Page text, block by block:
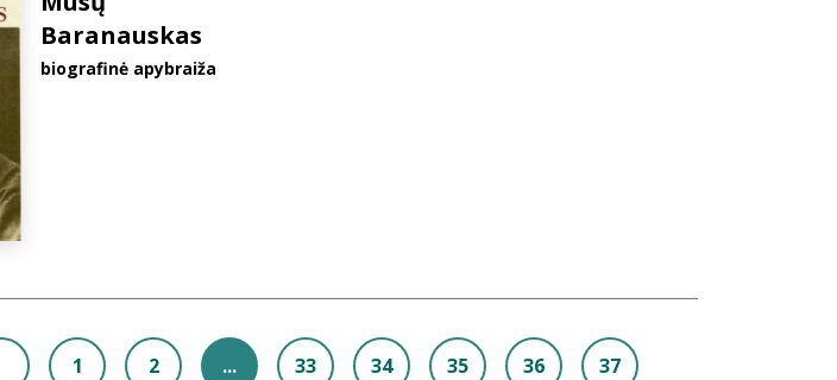
Baranauskas
biografinė apybraiža
1 2 ... 33 34 35 36 37